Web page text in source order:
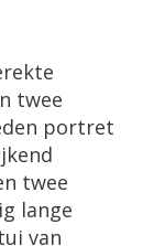
twee
portret
twee
lange
van